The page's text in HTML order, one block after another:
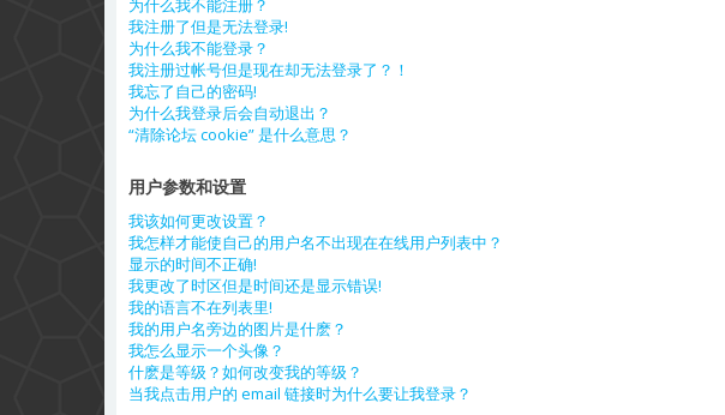
为什么我不能注册？
我注册了但是无法登录!
为什么我不能登录？
我注册过帐号但是现在却无法登录了？！
我忘了自己的密码!
为什么我登录后会自动退出？
“清除论坛 cookie” 是什么意思？
用户参数和设置
我该如何更改设置？
我怎样才能使自己的用户名不出现在在线用户列表中？
显示的时间不正确!
我更改了时区但是时间还是显示错误!
我的语言不在列表里!
我的用户名旁边的图片是什麽？
我怎么显示一个头像？
什麽是等级？如何改变我的等级？
当我点击用户的 email 链接时为什么要让我登录？